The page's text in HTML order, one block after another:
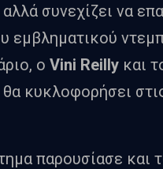
συνεχίζει να
εμβληματικού
ο Vini Reilly και
θα κυκλοφορήσει
παρουσίασε και